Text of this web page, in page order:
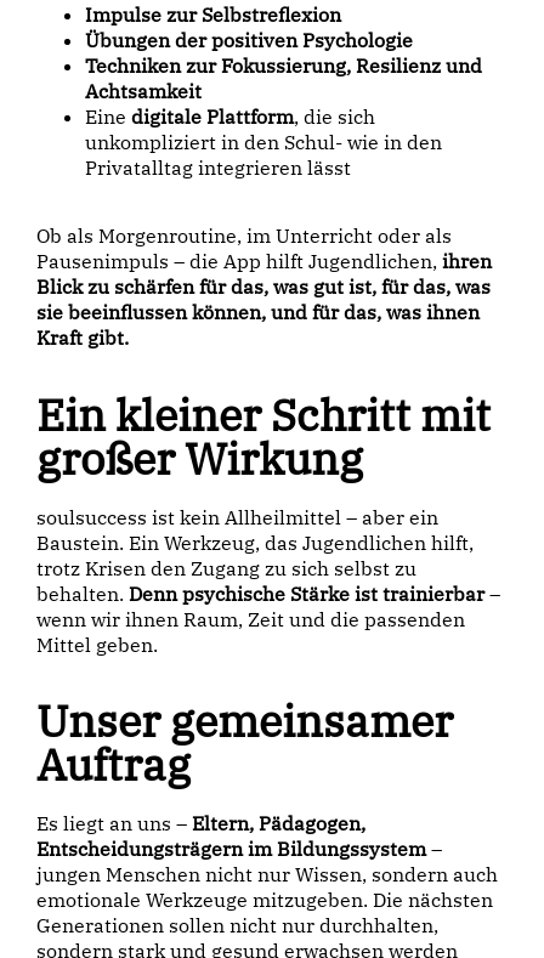
Impulse zur Selbstreflexion
Übungen der positiven Psychologie
Techniken zur Fokussierung, Resilienz und
Achtsamkeit
Eine digitale Plattform, die sich
unkompliziert in den Schul- wie in den
Privatalltag integrieren lässt
Ob als Morgenroutine, im Unterricht oder als
Pausenimpuls – die App hilft Jugendlichen, ihren
Blick zu schärfen für das, was gut ist, für das, was
sie beeinflussen können, und für das, was ihnen
Kraft gibt.
Ein kleiner Schritt mit
großer Wirkung
soulsuccess ist kein Allheilmittel – aber ein
Baustein. Ein Werkzeug, das Jugendlichen hilft,
trotz Krisen den Zugang zu sich selbst zu
behalten. Denn psychische Stärke ist trainierbar–
wenn wir ihnen Raum, Zeit und die passenden
Mittel geben.
Unser gemeinsamer
Auftrag
Es liegt an uns – Eltern, Pädagogen,
Entscheidungsträgern im Bildungssystem–
jungen Menschen nicht nur Wissen, sondern auch
emotionale Werkzeuge mitzugeben. Die nächsten
Generationen sollen nicht nur durchhalten,
sondern stark und gesund erwachsen werden